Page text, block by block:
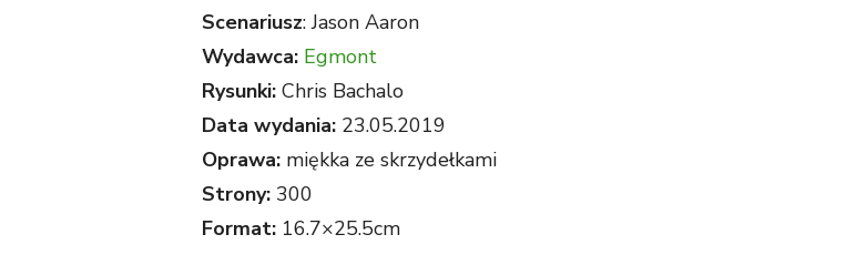
Scenariusz: Jason Aaron
Wydawca: Egmont
Rysunki: Chris Bachalo
Data wydania: 23.05.2019
Oprawa: miękka ze skrzydełkami
Strony: 300
Format: 16.7×25.5cm